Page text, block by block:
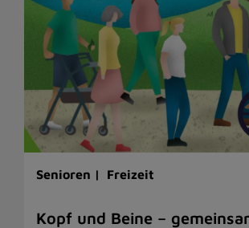
Senioren | Freizeit
Kopf und Beine –